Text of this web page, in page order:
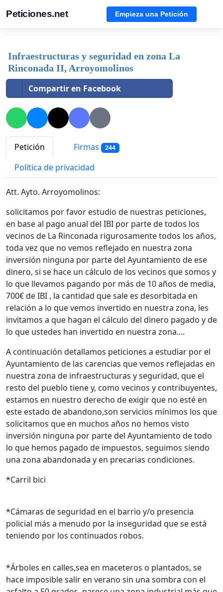
Peticiones.net Empieza una Petición
Infraestructuras y seguridad en zona La
Rinconada II, Arroyomolinos
Compartir en Facebook
Petición Firmas 244
Política de privacidad
Att. Ayto. Arroyomolinos:
solicitamos por favor estudio de nuestras peticiones,
en base al pago anual del IBI por parte de todos los
vecinos de La Rinconada rigurosamente todos los años,
toda vez que no vemos reflejado en nuestra zona
inversión ninguna por parte del Ayuntamiento de ese
dinero, si se hace un cálculo de los vecinos que somos y
lo que llevamos pagando por más de 10 años de media,
700€ de IBI , la cantidad que sale es desorbitada en
relación a lo que vemos invertido en nuestra zona, les
invitamos a que hagan el cálculo del dinero pagado y de
lo que ustedes han invertido en nuestra zona....
A continuación detallamos peticiones a estudiar por el
Ayuntamiento de las carencias que vemos reflejadas en
nuestra zona de infraestructuras y seguridad, que el
resto del pueblo tiene y, como vecinos y contribuyentes,
estamos en nuestro derecho de exigir que no esté en
este estado de abandono,son servicios mínimos los que
solicitamos que en muchos años no hemos visto
inversión ninguna por parte del Ayuntamiento de todo
lo que hemos pagado de impuestos, seguimos siendo
una zona abandonada y en precarias condiciones.
*Carril bici
*Cámaras de seguridad en el barrio y/o presencia
policial más a menudo por la inseguridad que se está
teniendo por los continuados robos.
*Árboles en calles,sea en maceteros o plantados, se
hace imposible salir en verano sin una sombra con el